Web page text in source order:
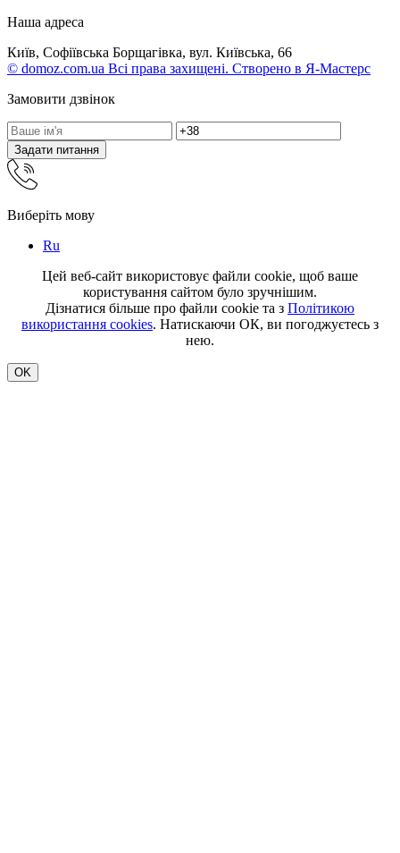
Наша адреса
Київ, Софіївська Борщагівка, вул. Київська, 66
© domoz.com.ua Всі права захищені. Створено в Я-Мастерс
Замовити дзвінок
Задати питання
Виберіть мову
Ru
Цей веб-сайт використовує файли cookie, щоб ваше
користування сайтом було зручнішим.
Дізнатися більше про файли cookie та з Політикою
використання cookies. Натискаючи ОК, ви погоджуєтесь з
нею.
OK